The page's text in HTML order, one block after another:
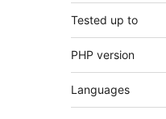
Tested up to
PHP version
Languages